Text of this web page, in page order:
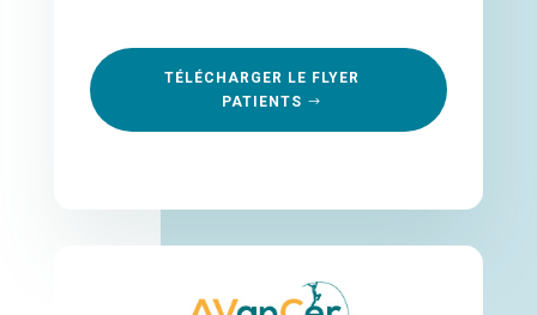
TÉLÉCHARGER LE FLYER
PATIENTS